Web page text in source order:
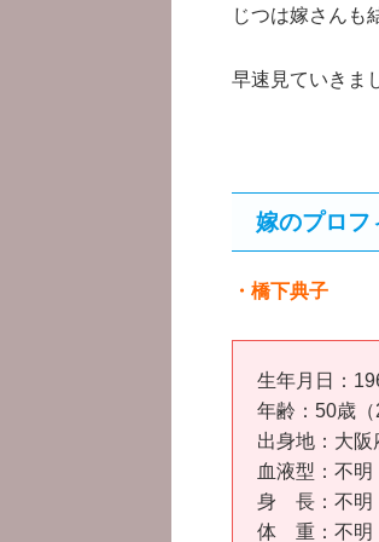
じつは嫁さんも
早速見ていきま
嫁のプロフ
・橋下典子
生年月日：
年齢：50歳（
出身地：大阪
血液型：不明
身 長：不明
体 重：不明